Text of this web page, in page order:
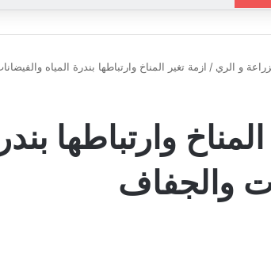
و الري / ازمة تغير المناخ وارتباطها بندرة المياه
وارتباطها
والجفاف